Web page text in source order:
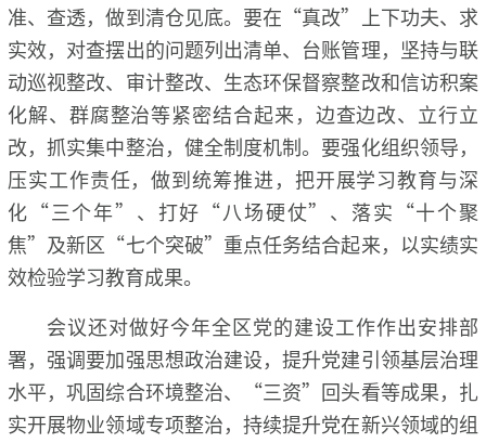
准、查透，做到清仓见底。要在“真改”上下功夫、求
实效，对查摆出的问题列出清单、台账管理，坚持与联
动巡视整改、审计整改、生态环保督察整改和信访积案
化解、群腐整治等紧密结合起来，边查边改、立行立
改，抓实集中整治，健全制度机制。要强化组织领导，
压实工作责任，做到统筹推进，把开展学习教育与深
化“三个年”、打好“八场硬仗”、落实“十个聚
焦”及新区“七个突破”重点任务结合起来，以实绩实
效检验学习教育成果。
会议还对做好今年全区党的建设工作作出安排部
署，强调要加强思想政治建设，提升党建引领基层治理
水平，巩固综合环境整治、“三资”回头看等成果，扎
实开展物业领域专项整治，持续提升党在新兴领域的组